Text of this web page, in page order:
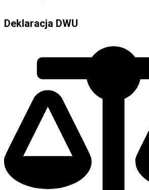
Deklaracja DWU